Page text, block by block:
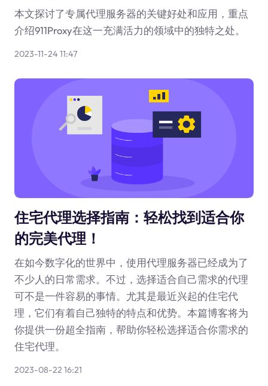
本文探讨了专属代理服务器的关键好处和应用，重点
介绍911Proxy在这一充满活力的领域中的独特之处。
2023-11-24 11:47
住宅代理选择指南：轻松找到适合你
的完美代理！
在如今数字化的世界中，使用代理服务器已经成为了
不少人的日常需求。不过，选择适合自己需求的代理
可不是一件容易的事情。尤其是最近兴起的住宅代
理，它们有着自己独特的特点和优势。本篇博客将为
你提供一份超全指南，帮助你轻松选择适合你需求的
住宅代理。
2023-08-22 16:21